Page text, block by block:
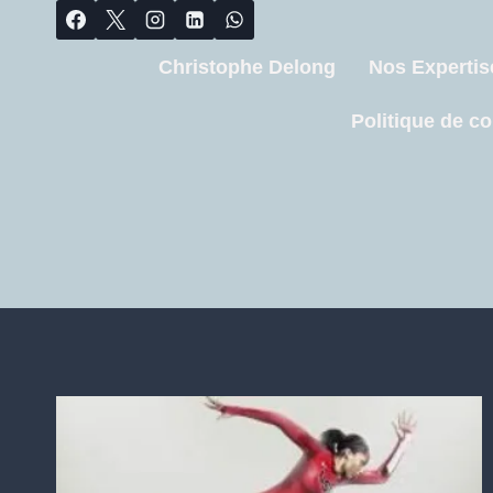
Christophe Delong Nos
Politique de